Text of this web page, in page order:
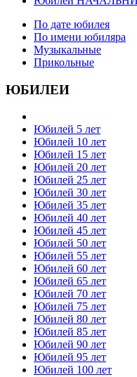
По дате юбилея
По имени юбиляра
Музыкальные
Прикольные
ЮБИЛЕИ
Юбилей 5 лет
Юбилей 10 лет
Юбилей 15 лет
Юбилей 20 лет
Юбилей 25 лет
Юбилей 30 лет
Юбилей 35 лет
Юбилей 40 лет
Юбилей 45 лет
Юбилей 50 лет
Юбилей 55 лет
Юбилей 60 лет
Юбилей 65 лет
Юбилей 70 лет
Юбилей 75 лет
Юбилей 80 лет
Юбилей 85 лет
Юбилей 90 лет
Юбилей 95 лет
Юбилей 100 лет